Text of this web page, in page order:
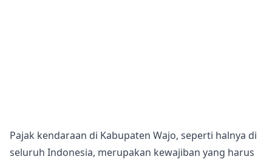
Pajak kendaraan di Kabupaten Wajo, seperti halnya di
seluruh Indonesia, merupakan kewajiban yang harus